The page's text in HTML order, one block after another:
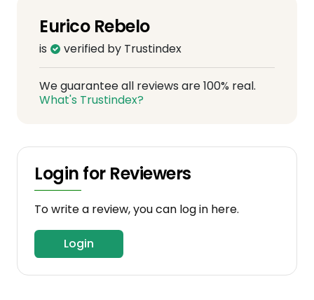
Eurico Rebelo
is verified by Trustindex
We guarantee all reviews are 100% real.
What's Trustindex?
Login for Reviewers
To write a review, you can log in here.
Login